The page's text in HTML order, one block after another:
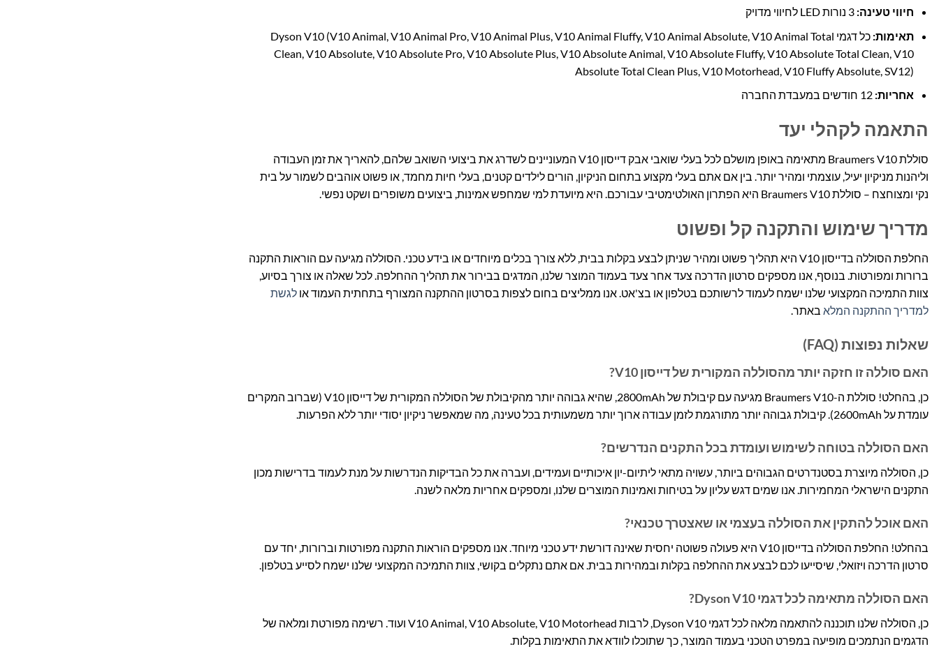
חיווי טעינה:
תאימות:
כל דגמי Dyson V10 (V10 Animal, V10 Animal Pro, V10 Animal Plus, V10 Animal Fluffy, V10 Animal Absolute, V10 Animal Total
Clean, V10 Absolute, V10 Absolute Pro, V10 Absolute Plus, V10 Absolute Animal, V10 Absolute Fluffy, V10 Absolute Total Clean, V10
Absolute Total Clean Plus, V10 Motorhead, V10 Fluffy Absolute, SV12)
אחריות:
התאמה לקהלי יעד
סוללת Braumers V10 מתאימה באופן מושלם לכל בעלי שואבי אבק דייסון V10 המעוניינים לשדרג את ביצועי השואב שלהם, להאריך את זמן העבודה
וליהנות מניקיון יעיל, עוצמתי ומהיר יותר. בין אם אתם בעלי מקצוע בתחום הניקיון, הורים לילדים קטנים, בעלי חיות מחמד, או פשוט אוהבים לשמור על בית
נקי ומצוחצח – סוללת Braumers V10 היא הפתרון האולטימטיבי עבורכם. היא מיועדת למי שמחפש אמינות, ביצועים משופרים ושקט נפשי.
מדריך שימוש והתקנה קל ופשוט
החלפת הסוללה בדייסון V10 היא תהליך פשוט ומהיר שניתן לבצע בקלות בבית, ללא צורך בכלים מיוחדים או בידע טכני. הסוללה מגיעה עם הוראות התקנה
ברורות ומפורטות. בנוסף, אנו מספקים סרטון הדרכה צעד אחר צעד בעמוד המוצר שלנו, המדגים בבירור את תהליך ההחלפה. לכל שאלה או צורך בסיוע,
צוות התמיכה המקצועי שלנו ישמח לעמוד לרשותכם בטלפון או בצ'אט. אנו ממליצים בחום לצפות בסרטון ההתקנה המצורף בתחתית העמוד או לגשת
למדריך ההתקנה המלא באתר.
שאלות נפוצות (FAQ)
האם סוללה זו חזקה יותר מהסוללה המקורית של דייסון V10?
כן, בהחלט! סוללת ה-Braumers V10 מגיעה עם קיבולת של 2800mAh, שהיא גבוהה יותר מהקיבולת של הסוללה המקורית של דייסון V10 (שברוב המקרים
עומדת על 2600mAh). קיבולת גבוהה יותר מתורגמת לזמן עבודה ארוך יותר משמעותית בכל טעינה, מה שמאפשר ניקיון יסודי יותר ללא הפרעות.
האם הסוללה בטוחה לשימוש ועומדת בכל התקנים הנדרשים?
כן, הסוללה מיוצרת בסטנדרטים הגבוהים ביותר, עשויה מתאי ליתיום-יון איכותיים ועמידים, ועברה את כל הבדיקות הנדרשות על מנת לעמוד בדרישות מכון
התקנים הישראלי המחמירות. אנו שמים דגש עליון על בטיחות ואמינות המוצרים שלנו, ומספקים אחריות מלאה לשנה.
האם אוכל להתקין את הסוללה בעצמי או שאצטרך טכנאי?
בהחלט! החלפת הסוללה בדייסון V10 היא פעולה פשוטה יחסית שאינה דורשת ידע טכני מיוחד. אנו מספקים הוראות התקנה מפורטות וברורות, יחד עם
סרטון הדרכה ויזואלי, שיסייעו לכם לבצע את ההחלפה בקלות ובמהירות בבית. אם אתם נתקלים בקושי, צוות התמיכה המקצועי שלנו ישמח לסייע בטלפון.
האם הסוללה מתאימה לכל דגמי Dyson V10?
כן, הסוללה שלנו תוכננה להתאמה מלאה לכל דגמי Dyson V10, לרבות V10 Animal, V10 Absolute, V10 Motorhead ועוד. רשימה מפורטת ומלאה של
הדגמים הנתמכים מופיעה במפרט הטכני בעמוד המוצר, כך שתוכלו לוודא את התאימות בקלות.